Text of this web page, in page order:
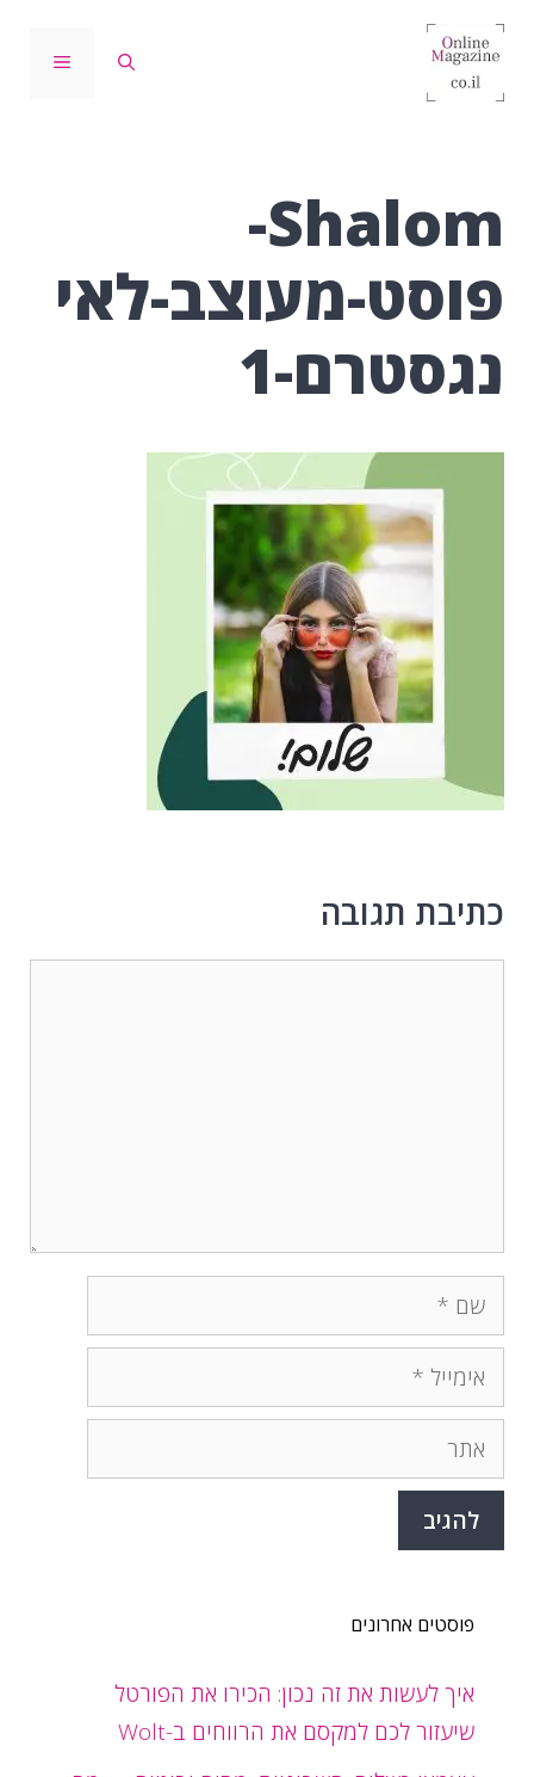
לדלג
לתוכן
תפריט
Shalom-
פוסט-מעוצב-לאי
נגסטרם-1
כתיבת תגובה
שם
אימייל
אתר
פוסטים אחרונים
איך לעשות את זה נכון: הכירו את הפורטל
שיעזור לכם למקסם את הרווחים ב-Wolt